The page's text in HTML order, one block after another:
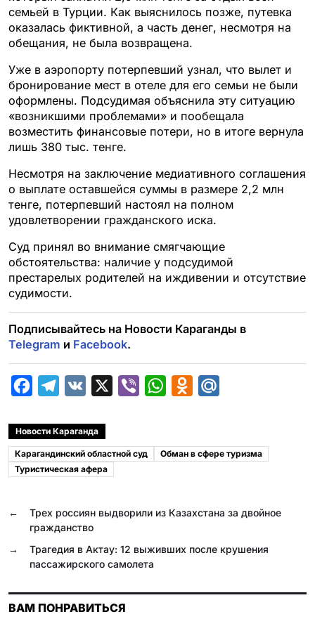
семьей в Турции. Как выяснилось позже, путевка
оказалась фиктивной, а часть денег, несмотря на
обещания, не была возвращена.
Уже в аэропорту потерпевший узнал, что вылет и
бронирование мест в отеле для его семьи не были
оформлены. Подсудимая объяснила эту ситуацию
«возникшими проблемами» и пообещала
возместить финансовые потери, но в итоге вернула
лишь 380 тыс. тенге.
Несмотря на заключение медиативного соглашения
о выплате оставшейся суммы в размере 2,2 млн
тенге, потерпевший настоял на полном
удовлетворении гражданского иска.
Суд принял во внимание смягчающие
обстоятельства: наличие у подсудимой
престарелых родителей на иждивении и отсутствие
судимости.
Подписывайтесь на Новости Караганды в
Telegram и Facebook.
c
e
b
o
k
l
e
g
a
m
e
W
t
p
o
a
s
i
l
u
Новости Караганда
Карагандинский областной суд
Обман в сфере туризма
Туристическая афера
←
Трех россиян выдворили из Казахстана за двойное
гражданство
→
Трагедия в Актау: 12 выживших после крушения
пассажирского самолета
ВАМ ПОНРАВИТЬСЯ